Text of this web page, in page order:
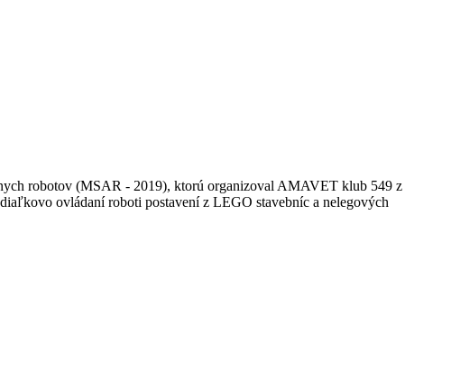
robotov (MSAR - 2019), ktorú organizoval AMAVET klub 549 z
ovládaní roboti postavení z LEGO stavebníc a nelegových